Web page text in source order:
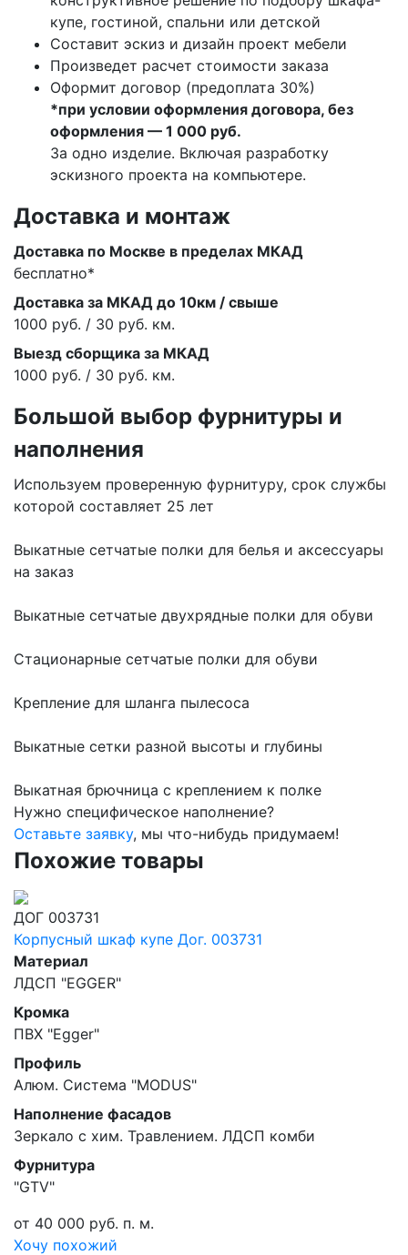
купе, гостиной, спальни или детской
Составит эскиз и дизайн проект мебели
Произведет расчет стоимости заказа
Оформит договор (предоплата 30%)
*при условии оформления договора, без
оформления — 1 000 руб.
За одно изделие. Включая разработку
эскизного проекта на компьютере.
Доставка и монтаж
Доставка по Москве в пределах МКАД
бесплатно*
Доставка за МКАД до 10км / свыше
1000 руб. / 30 руб. км.
Выезд сборщика за МКАД
1000 руб. / 30 руб. км.
Большой выбор фурнитуры и
наполнения
Используем проверенную фурнитуру, срок службы
которой составляет 25 лет
Выкатные сетчатые полки для белья и аксессуары
на заказ
Выкатные сетчатые двухрядные полки для обуви
Стационарные сетчатые полки для обуви
Крепление для шланга пылесоса
Выкатные сетки разной высоты и глубины
Выкатная брючница с креплением к полке
Нужно специфическое наполнение?
Оставьте заявку, мы что-нибудь придумаем!
Похожие товары
ДОГ 003731
Корпусный шкаф купе Дог. 003731
Материал
ЛДСП "EGGER"
Кромка
ПВХ "Egger"
Профиль
Алюм. Система "MODUS"
Наполнение фасадов
Зеркало с хим. Травлением. ЛДСП комби
Фурнитура
"GTV"
от 40 000 руб. п. м.
Хочу похожий